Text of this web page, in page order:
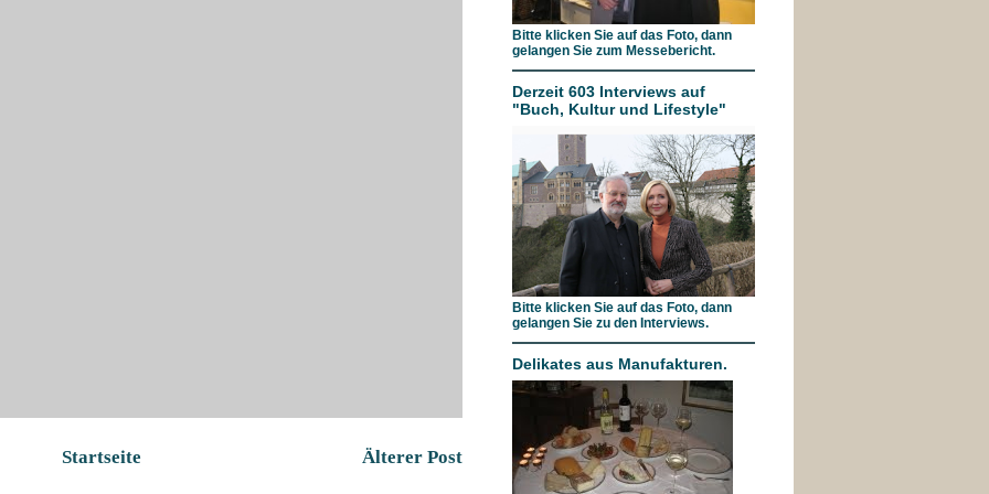
Älterer Post
Startseite
Bitte klicken Sie auf das Foto, dann
gelangen Sie zum Messebericht.
Derzeit 603 Interviews auf
"Buch, Kultur und Lifestyle"
Bitte klicken Sie auf das Foto, dann
gelangen Sie zu den Interviews.
Delikates aus Manufakturen.